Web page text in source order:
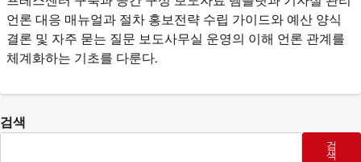
언론 대응 매뉴얼과 절차 홍보전략 수립 가이드와 예산 양식
결론 및 자주 묻는 질문 보도사무실 운영의 이해 언론 관계를
체계화하는 기초를 다룬다.
검색
검
색